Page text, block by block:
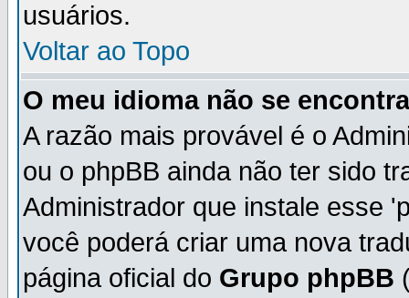
usuários.
Voltar ao Topo
O meu idioma não se
A razão mais provável é o
ou o phpBB ainda não ter sido
Administrador que instale esse
você poderá criar uma nova
página oficial do Grupo phpBB